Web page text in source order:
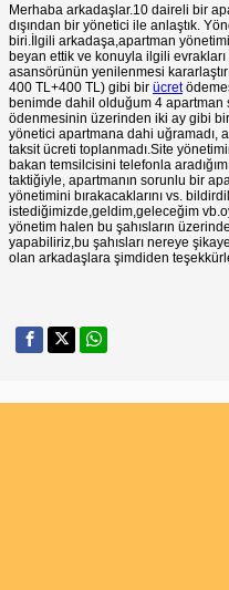
Merhaba arkadaşlar.10 daireli bir
dışından bir yönetici ile anlaştık.
biri.İlgili arkadaşa,apartman
beyan ettik ve konuyla ilgili
asansörünün yenilenmesi
400 TL+400 TL) gibi bir ücret
benimde dahil olduğum 4 apartman
ödenmesinin üzerinden iki ay gibi
yönetici apartmana dahi uğramadı,
taksit ücreti toplanmadı.Site
bakan temsilcisini telefonla
taktiğiyle, apartmanın sorunlu bir
yönetimini bırakacaklarını vs.
istediğimizde,geldim,geleceğim
yönetim halen bu şahısların
yapabiliriz,bu şahısları nereye
olan arkadaşlara şimdiden